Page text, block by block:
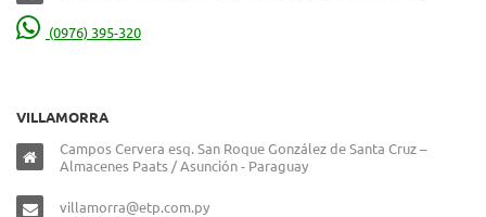
(0976) 395-320
VILLAMORRA
Campos Cervera esq. San Roque González de Santa Cruz –
Almacenes Paats / Asunción - Paraguay
villamorra@etp.com.py